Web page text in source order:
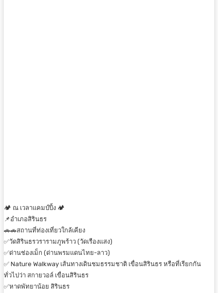
🏕 ณ เวลาแคมป์ปิ้ง 🏕
📌อำเภอสิรินธร
🚗🚗สถานที่ท่องเที่ยวใกล้เคียง
✅วัดสิรินธรวรารามภูพร้าว (วัดเรืองแสง)
✅ด่านช่องเม็ก (ด่านพรมแดนไทย-ลาว)
✅ Nature Walkway เส้นทางเดินชมธรรมชาติ เขื่อนสิรินธร หรือที่เรียกกัน
ทั่วไปว่า สกายวอล์ เขื่อนสิรินธร
✅หาดพัทยาน้อย สิรินธร